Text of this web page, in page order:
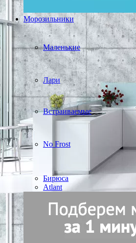
Морозильники
Маленькие
Лари
Встраиваемые
No Frost
Бирюса
Atlant